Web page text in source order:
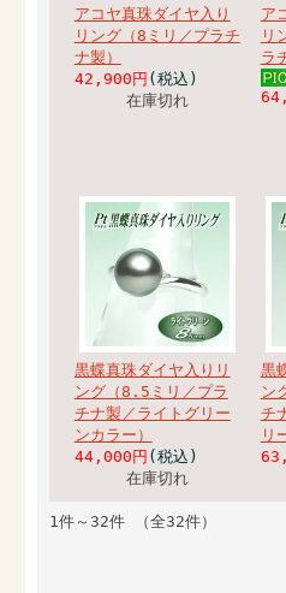
アコヤ真珠ダイヤ入り
リング（8ミリ／プラチ
ナ製）
42,900円 (税込)
在庫切れ
ア
リ
ラ
黒蝶真珠ダイヤ入りリ
ング（8.5ミリ／プラ
チナ製／ライトグリー
ンカラー）
44,000円 (税込)
在庫切れ
黒
ン
チ
リ
1件～32件 （全32件）